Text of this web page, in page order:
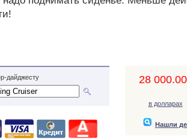
дайджесту 28
в долларах
Нашли